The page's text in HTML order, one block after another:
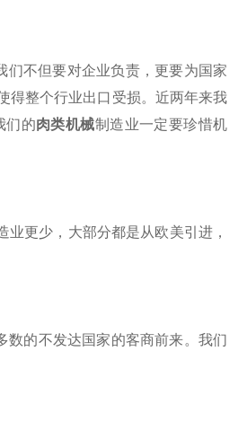
不但要对企业负责，更要为国家
得整个行业出口受损。近两年来我
们的肉类机械制造业一定要珍惜机
更少，大部分都是从欧美引进，
的不发达国家的客商前来。我们